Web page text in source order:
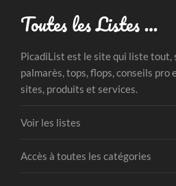
Toutes les Listes …
PicadiList est le site qui liste tout,
palmarès, tops, flops, conseils pro
sites, produits et services.
Voir les listes
Accès à toutes les catégories